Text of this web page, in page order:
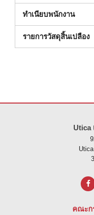
ทําเนียบพนักงาน
รายการวัสดุสิ้นเปลือง(
Utica
คณะก